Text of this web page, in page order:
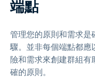
端點
管理您的原則和需求
驟。並非每個端點都
險和需求來創建群組
確的原則。